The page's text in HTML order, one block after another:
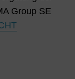
Group SE